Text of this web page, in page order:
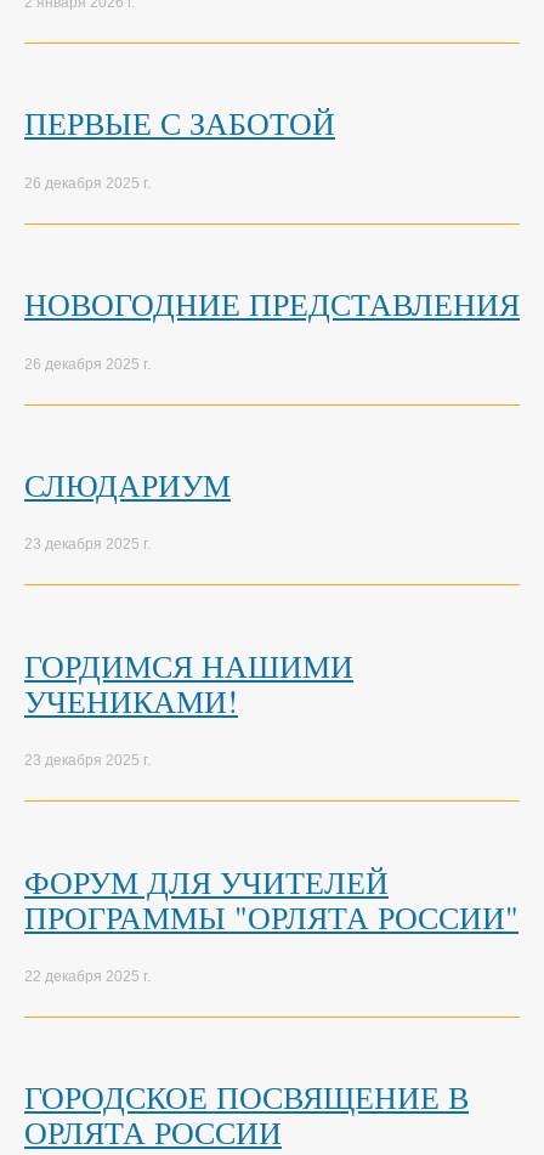
ПЕРВЫЕ С ЗАБОТОЙ
26 декабря 2025 г.
НОВОГОДНИЕ ПРЕДСТАВЛЕНИЯ
26 декабря 2025 г.
СЛЮДАРИУМ
23 декабря 2025 г.
ГОРДИМСЯ НАШИМИ
УЧЕНИКАМИ!
23 декабря 2025 г.
ФОРУМ ДЛЯ УЧИТЕЛЕЙ
ПРОГРАММЫ "ОРЛЯТА РОССИИ"
22 декабря 2025 г.
ГОРОДСКОЕ ПОСВЯЩЕНИЕ В
ОРЛЯТА РОССИИ